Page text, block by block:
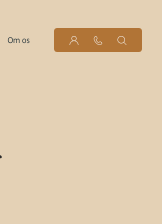
Om os